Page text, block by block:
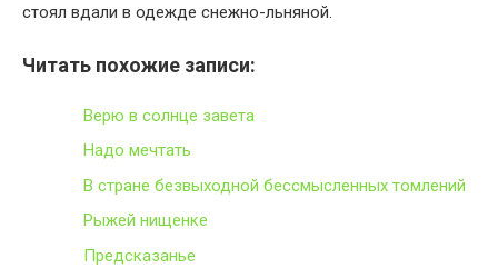
стоял вдали в одежде снежно-льняной.
Читать похожие записи:
Верю в солнце завета
Надо мечтать
В стране безвыходной бессмысленных томлений
Рыжей нищенке
Предсказанье